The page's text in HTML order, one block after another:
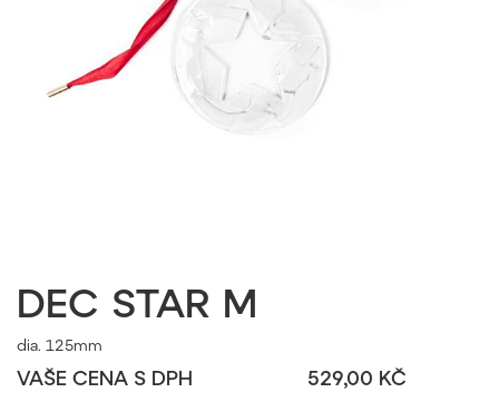
DEC STAR M
dia. 125mm
VAŠE CENA S DPH
529,00 KČ